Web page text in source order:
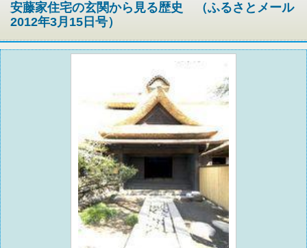
安藤家住宅の玄関から見る歴史 （ふるさとメール
2012年3月15日号）